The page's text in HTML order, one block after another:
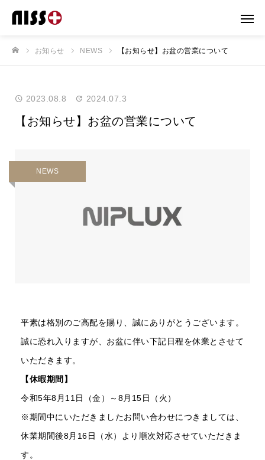
お知らせ NEWS 【お知らせ】お盆の営業について
2023.08.8 2024.07.3
【お知らせ】お盆の営業について
NEWS
平素は格別のご高配を賜り、誠にありがとうございます。
誠に恐れ入りますが、お盆に伴い下記日程を休業とさせて
いただきます。
【休暇期間】
令和5年8月11日（金）～8月15日（火）
※期間中にいただきましたお問い合わせにつきましては、
休業期間後8月16日（水）より順次対応させていただきま
す。